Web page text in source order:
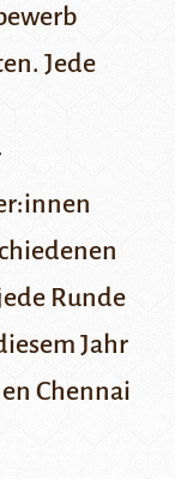
Jede
Runde
Jahr
Chennai